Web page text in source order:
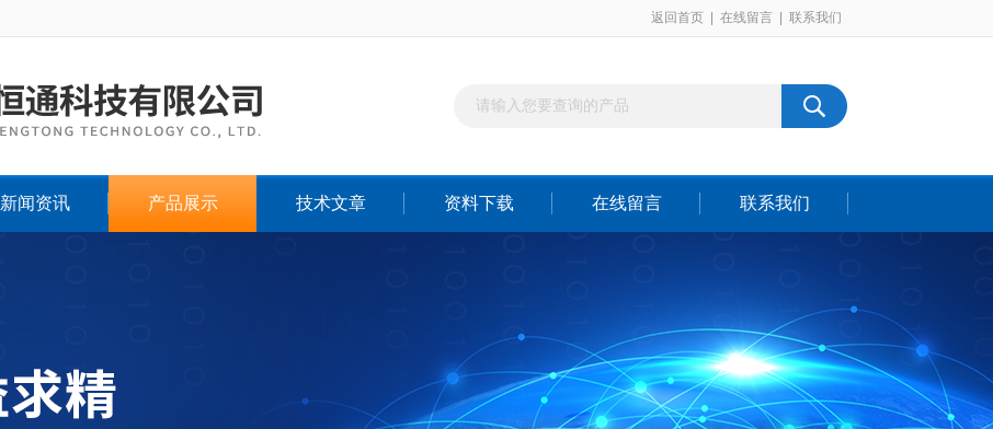
返回首页 在线留言 联系我们
新闻资讯 产品展示 技术文章 资料下载 在线留言 联系我们